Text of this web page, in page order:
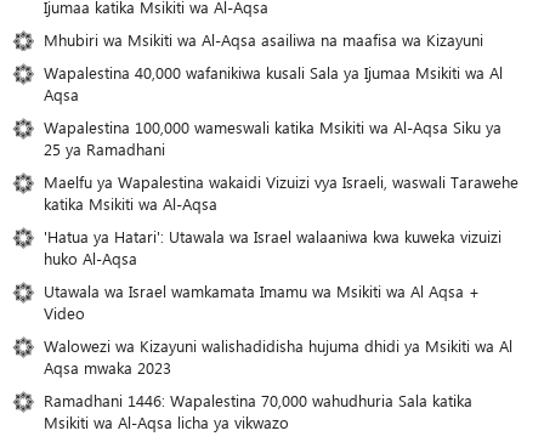
Ijumaa katika Msikiti wa Al-Aqsa
Mhubiri wa Msikiti wa Al-Aqsa asailiwa na maafisa wa Kizayuni
Wapalestina 40,000 wafanikiwa kusali Sala ya Ijumaa Msikiti wa Al
Aqsa
Wapalestina 100,000 wameswali katika Msikiti wa Al-Aqsa Siku ya
25 ya Ramadhani
Maelfu ya Wapalestina wakaidi Vizuizi vya Israeli, waswali Tarawehe
katika Msikiti wa Al-Aqsa
'Hatua ya Hatari': Utawala wa Israel walaaniwa kwa kuweka vizuizi
huko Al-Aqsa
Utawala wa Israel wamkamata Imamu wa Msikiti wa Al Aqsa +
Video
Walowezi wa Kizayuni walishadidisha hujuma dhidi ya Msikiti wa Al
Aqsa mwaka 2023
Ramadhani 1446: Wapalestina 70,000 wahudhuria Sala katika
Msikiti wa Al-Aqsa licha ya vikwazo